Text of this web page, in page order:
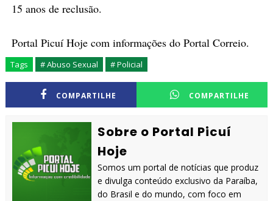
15 anos de reclusão.
Portal Picuí Hoje com informações do Portal Correio.
Tags # Abuso Sexual # Policial
COMPARTILHE COMPARTILHE
Sobre o Portal Picuí
Hoje
Somos um portal de notícias que produz
e divulga conteúdo exclusivo da Paraíba,
do Brasil e do mundo, com foco em